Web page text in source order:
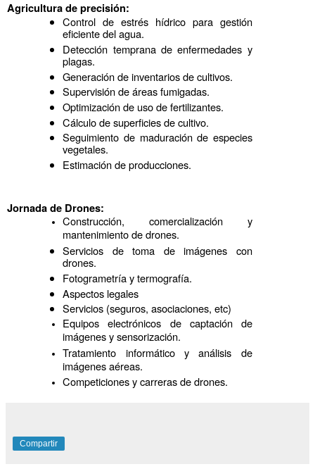
Agricultura de precisión:
Control de estrés hídrico para gestión
eficiente del agua.
Detección temprana de enfermedades y
plagas.
Generación de inventarios de cultivos.
Supervisión de áreas fumigadas.
Optimización de uso de fertilizantes.
Cálculo de superficies de cultivo.
Seguimiento de maduración de especies
vegetales.
Estimación de producciones.
Jornada de Drones:
Construcción, comercialización y
mantenimiento de drones.
Servicios de toma de imágenes con
drones.
Fotogrametría y termografía.
Aspectos legales
Servicios (seguros, asociaciones, etc)
Equipos electrónicos de captación de
imágenes y sensorización.
Tratamiento informático y análisis de
imágenes aéreas.
Competiciones y carreras de drones.
Compartir